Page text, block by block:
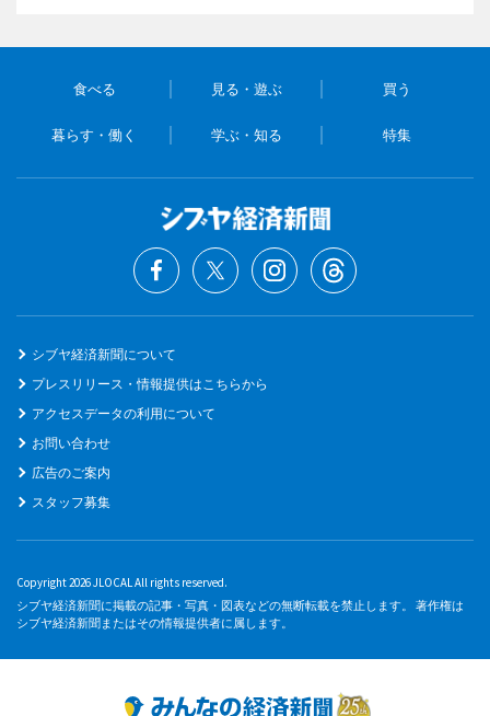
食べる 見る・遊ぶ 買う
暮らす・働く 学ぶ・知る 特集
シブヤ経済新聞について
プレスリリース・情報提供はこちらから
アクセスデータの利用について
お問い合わせ
広告のご案内
スタッフ募集
Copyright 2026 JLOCAL All rights reserved.
シブヤ経済新聞に掲載の記事・写真・図表などの無断転載を禁止します。 著作権は
シブヤ経済新聞またはその情報提供者に属します。